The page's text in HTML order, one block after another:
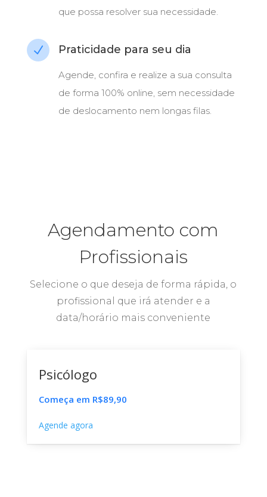
que possa resolver sua necessidade.
N Praticidade para seu dia
Agende, confira e realize a sua consulta
de forma 100% online, sem necessidade
de deslocamento nem longas filas.
Agendamento com
Profissionais
Selecione o que deseja de forma rápida, o
profissional que irá atender e a
data/horário mais conveniente
Psicólogo
Começa em R$89,90
Agende agora